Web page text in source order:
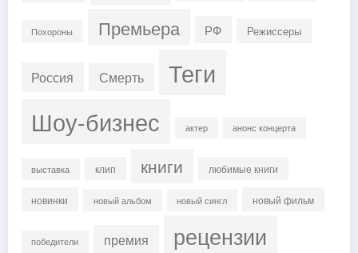
Похороны Премьера РФ Режиссеры
Россия Смерть Теги
Шоу-бизнес актер анонс концерта
выставка клип книги любимые книги
новинки новый альбом новый сингл новый фильм
победители премия рецензии